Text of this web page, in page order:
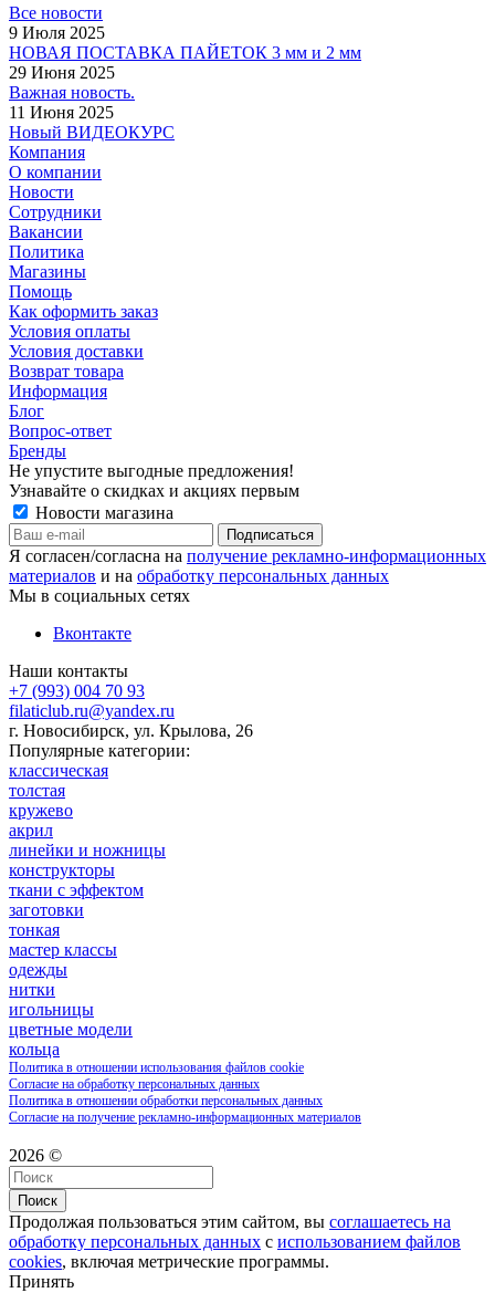
Все новости
9 Июля 2025
НОВАЯ ПОСТАВКА ПАЙЕТОК 3 мм и 2 мм
29 Июня 2025
Важная новость.
11 Июня 2025
Новый ВИДЕОКУРС
Компания
О компании
Новости
Сотрудники
Вакансии
Политика
Магазины
Помощь
Как оформить заказ
Условия оплаты
Условия доставки
Возврат товара
Информация
Блог
Вопрос-ответ
Бренды
Не упустите выгодные предложения!
Узнавайте о скидках и акциях первым
Новости магазина
Я согласен/согласна на получение рекламно-информационных
материалов и на обработку персональных данных
Мы в социальных сетях
Вконтакте
Наши контакты
+7 (993) 004 70 93
filaticlub.ru@yandex.ru
г. Новосибирск, ул. Крылова, 26
Популярные категории:
классическая
толстая
кружево
акрил
линейки и ножницы
конструкторы
ткани с эффектом
заготовки
тонкая
мастер классы
одежды
нитки
игольницы
цветные модели
кольца
Политика в отношении использования файлов cookie
Согласие на обработку персональных данных
Политика в отношении обработки персональных данных
Согласие на получение рекламно-информационных материалов
2026 ©
Поиск
Продолжая пользоваться этим сайтом, вы соглашаетесь на
обработку персональных данных с использованием файлов
cookies, включая метрические программы.
Принять